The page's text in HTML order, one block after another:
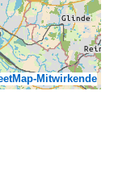
Mitwirkende